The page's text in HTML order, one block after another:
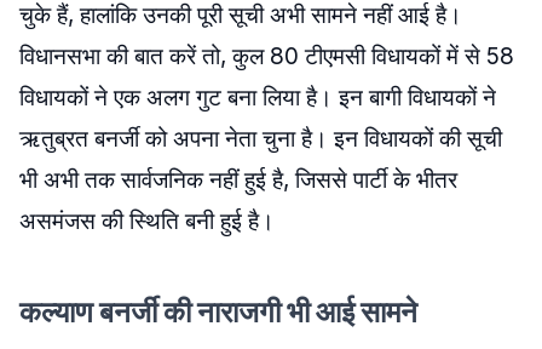
चुके हैं, हालांकि उनकी पूरी सूची अभी सामने नहीं आई है।
विधानसभा की बात करें तो, कुल 80 टीएमसी विधायकों में से 58
विधायकों ने एक अलग गुट बना लिया है। इन बागी विधायकों ने
ऋतुब्रत बनर्जी को अपना नेता चुना है। इन विधायकों की सूची
भी अभी तक सार्वजनिक नहीं हुई है, जिससे पार्टी के भीतर
असमंजस की स्थिति बनी हुई है।
कल्याण बनर्जी की नाराजगी भी आई सामने